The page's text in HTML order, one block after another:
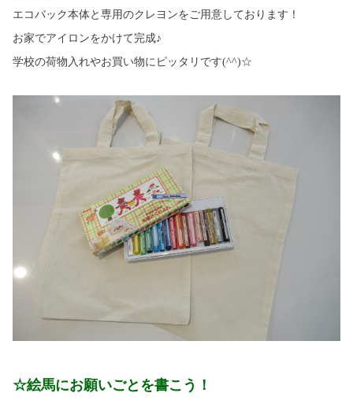
エコバック本体と専用のクレヨンをご用意しております！
お家でアイロンをかけて完成♪
学校の荷物入れやお買い物にピッタリです(^^)☆
☆絵馬にお願いごとを書こう！